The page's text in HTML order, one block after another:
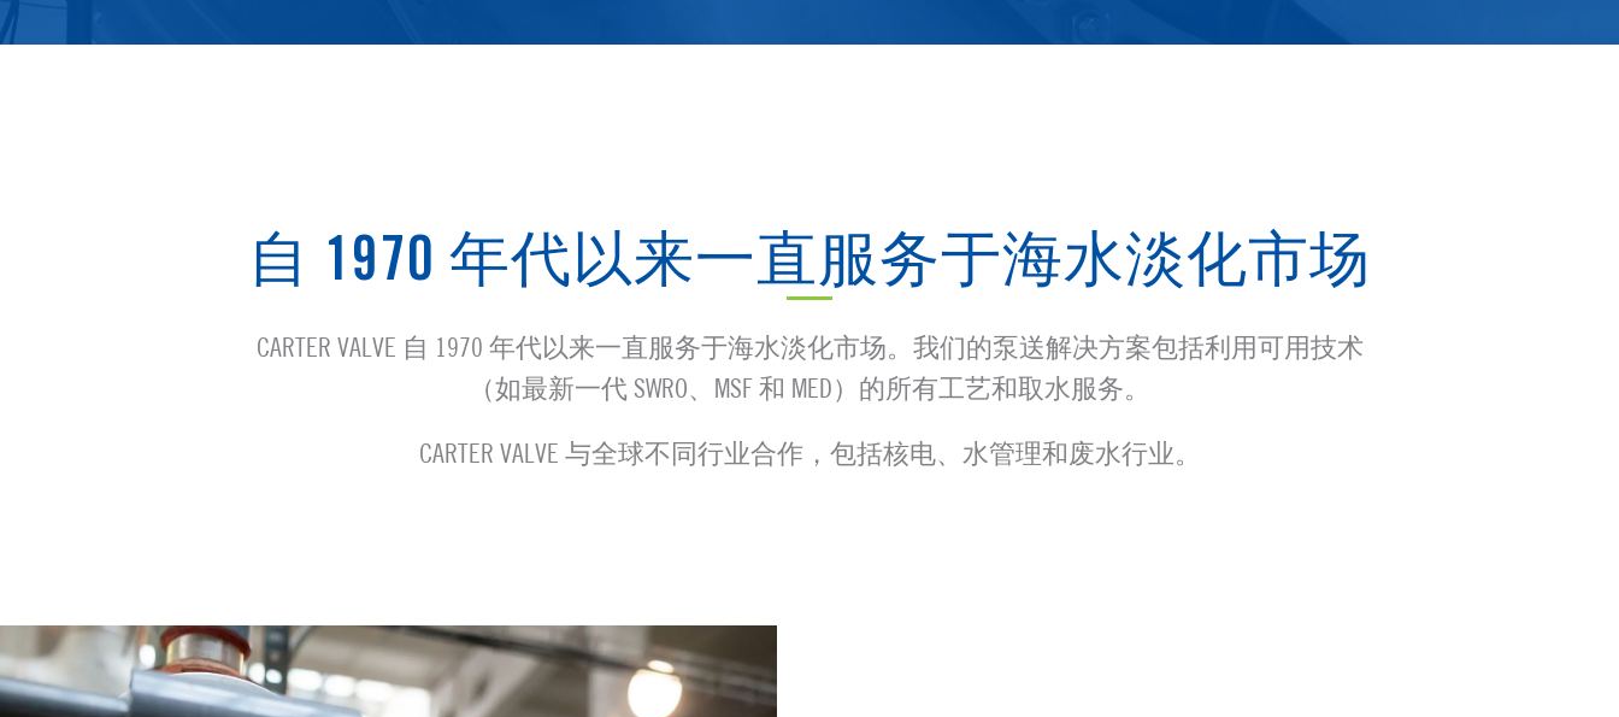
自 1970 年代以来一直服务于海水淡化市场
CARTER VALVE 自 1970 年代以来一直服务于海水淡化市场。我们的泵送解决方案包括利用可用技术
（如最新一代 SWRO、MSF 和 MED）的所有工艺和取水服务。
CARTER VALVE 与全球不同行业合作，包括核电、水管理和废水行业。